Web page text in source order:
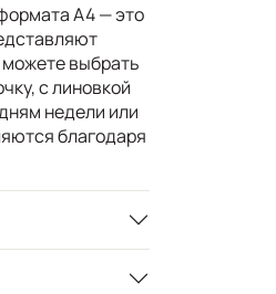
А4 — это
выбрать
с линовкой
недели или
благодаря